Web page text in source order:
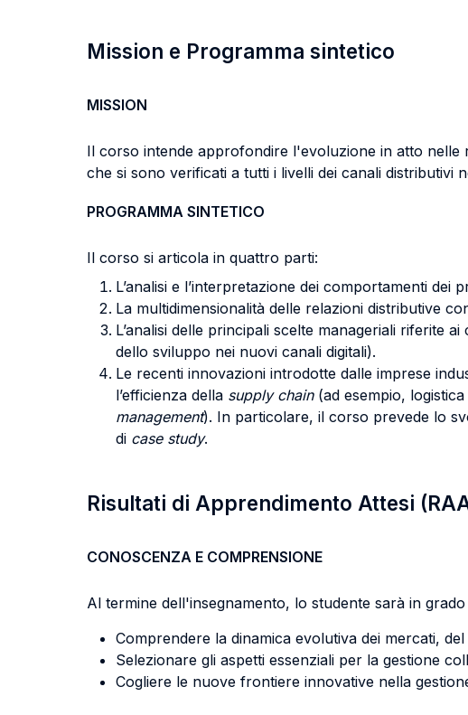
Mission e Programma sintetico
MISSION
Il corso intende approfondire l'evoluzione in atto nelle
che si sono verificati a tutti i livelli dei canali distributivi
PROGRAMMA SINTETICO
Il corso si articola in quattro parti:
L’analisi e l’interpretazione dei comportamenti
La multidimensionalità delle relazioni distributive
L’analisi delle principali scelte manageriali riferite
dello sviluppo nei nuovi canali digitali).
Le recenti innovazioni introdotte dalle imprese
l’efficienza della supply chain(ad esempio,
management). In particolare, il corso prevede lo
di case study.
Risultati di Apprendimento Attesi
CONOSCENZA E COMPRENSIONE
Al termine dell'insegnamento, lo studente sarà in grado
Comprendere la dinamica evolutiva dei mercati,
Selezionare gli aspetti essenziali per la gestione
Cogliere le nuove frontiere innovative nella